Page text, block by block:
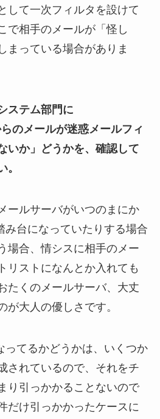
して一次フィルタを設けて
で相手のメールが「怪し
まっている場合がありま
ステム部門に
のメールが迷惑メールフィ
いか」どうかを、確認して
。
ールサーバがいつのまにか
み台になっていたりする場合
場合、情シスに相手のメー
リストになんとか入れても
たくのメールサーバ、大丈
が大人の優しさです。
てるかどうかは、いくつか
されているので、それをチ
り引っかかることないので
だけ引っかかったケースに